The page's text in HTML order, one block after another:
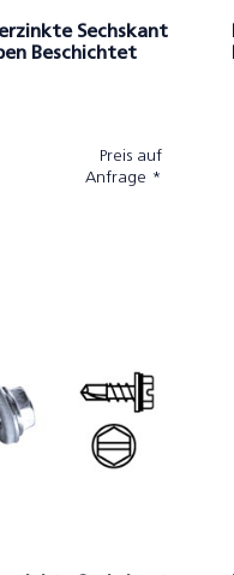
Sechskant
Beschichtet
Preis auf
Anfrage *